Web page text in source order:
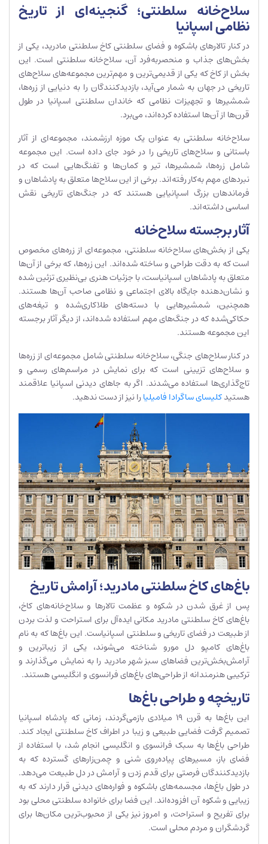
سلاح‌خانه سلطنتی؛ گنجینه‌ای از تاریخ
نظامی اسپانیا
در کنار تالارهای باشکوه و فضای سلطنتی کاخ سلطنتی مادرید، یکی از
بخش‌های جذاب و منحصربه‌فرد آن، سلاح‌خانه سلطنتی است. این
بخش از کاخ که یکی از قدیمی‌ترین و مهم‌ترین مجموعه‌های سلاح‌های
تاریخی در جهان به شمار می‌آید، بازدیدکنندگان را به دنیایی از زره‌ها،
شمشیرها و تجهیزات نظامی که خاندان سلطنتی اسپانیا در طول
قرن‌ها از آن‌ها استفاده کرده‌اند، می‌برد.
سلاح‌خانه سلطنتی به عنوان یک موزه ارزشمند، مجموعه‌ای از آثار
باستانی و سلاح‌های تاریخی را در خود جای داده است. این مجموعه
شامل زره‌ها، شمشیرها، تیر و کمان‌ها و تفنگ‌هایی است که در
نبردهای مهم به‌کار رفته‌اند. برخی از این سلاح‌ها متعلق به پادشاهان و
فرماندهان بزرگ اسپانیایی هستند که در جنگ‌های تاریخی نقش
اساسی داشته‌اند.
آثار برجسته سلاح‌خانه
یکی از بخش‌های سلاح‌خانه سلطنتی، مجموعه‌ای از زره‌های مخصوص
است که به دقت طراحی و ساخته شده‌اند. این زره‌ها، که برخی از آن‌ها
متعلق به پادشاهان اسپانیاست، با جزئیات هنری بی‌نظیری تزئین شده
و نشان‌دهنده جایگاه بالای اجتماعی و نظامی صاحب آن‌ها هستند.
همچنین، شمشیرهایی با دسته‌های طلاکاری‌شده و تیغه‌های
حکاکی‌شده که در جنگ‌های مهم استفاده شده‌اند، از دیگر آثار برجسته
این مجموعه هستند.
در کنار سلاح‌های جنگی، سلاح‌خانه سلطنتی شامل مجموعه‌ای از زره‌ها
و سلاح‌های تزیینی است که برای نمایش در مراسم‌های رسمی و
تاج‌گذاری‌ها استفاده می‌شدند. اگر به جاهای دیدنی اسپانیا علاقمند
هستیدکلیسای ساگرادا فامیلیارا نیز از دست ندهید.
باغ‌های کاخ سلطنتی مادرید؛ آرامش تاریخ
پس از غرق شدن در شکوه و عظمت تالارها و سلاح‌خانه‌های کاخ،
باغ‌های کاخ سلطنتی مادرید مکانی ایده‌آل برای استراحت و لذت بردن
از طبیعت در فضای تاریخی و سلطنتی اسپانیاست. این باغ‌ها که به نام
باغ‌های کامپو دل مورو شناخته می‌شوند، یکی از زیباترین و
آرامش‌بخش‌ترین فضاهای سبز شهر مادرید را به نمایش می‌گذارند و
ترکیبی هنرمندانه از طراحی‌های باغ‌های فرانسوی و انگلیسی هستند.
تاریخچه و طراحی باغ‌ها
این باغ‌ها به قرن ۱۹ میلادی بازمی‌گردند، زمانی که پادشاه اسپانیا
تصمیم گرفت فضایی طبیعی و زیبا در اطراف کاخ سلطنتی ایجاد کند.
طراحی باغ‌ها به سبک فرانسوی و انگلیسی انجام شد، با استفاده از
فضای باز، مسیرهای پیاده‌روی شنی و چمن‌زارهای گسترده که به
بازدیدکنندگان فرصتی برای قدم زدن و آرامش در دل طبیعت می‌دهد.
در طول باغ‌ها، مجسمه‌های باشکوه و فواره‌های دیدنی قرار دارند که به
زیبایی و شکوه آن افزوده‌اند. این فضا برای خانواده سلطنتی محلی بود
برای تفریح و استراحت، و امروز نیز یکی از محبوب‌ترین مکان‌ها برای
گردشگران و مردم محلی است.